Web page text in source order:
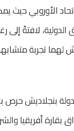
الأوروبي حيث
لافتةً إلى
لهما تجربة
بنجلاديش حرص
أفريقيا